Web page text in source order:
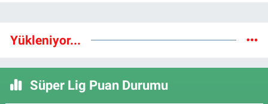
Yükleniyor...
Süper Lig Puan Durumu